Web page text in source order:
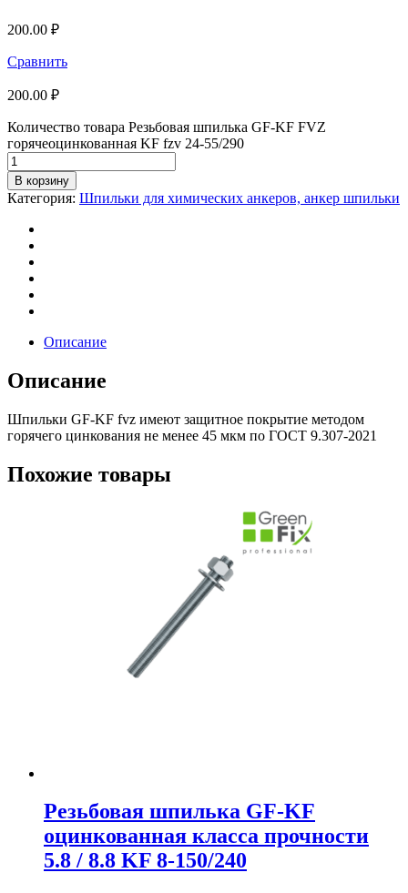
200.00 ₽
Сравнить
200.00 ₽
Количество товара Резьбовая шпилька GF-KF FVZ
горячеоцинкованная KF fzv 24-55/290
В корзину
Категория: Шпильки для химических анкеров, анкер шпильки
Описание
Описание
Шпильки GF-KF fvz имеют защитное покрытие методом
горячего цинкования не менее 45 мкм по ГОСТ 9.307-2021
Похожие товары
Резьбовая шпилька GF-KF
оцинкованная класса прочности
5.8 / 8.8 KF 8-150/240